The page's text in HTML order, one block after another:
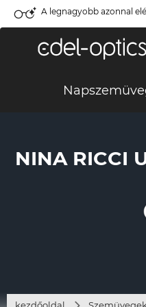
A legnagyobb azonnal
NINA RICCI